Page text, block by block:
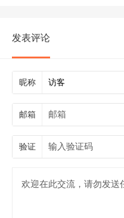
发表评论
昵称
邮箱
验证